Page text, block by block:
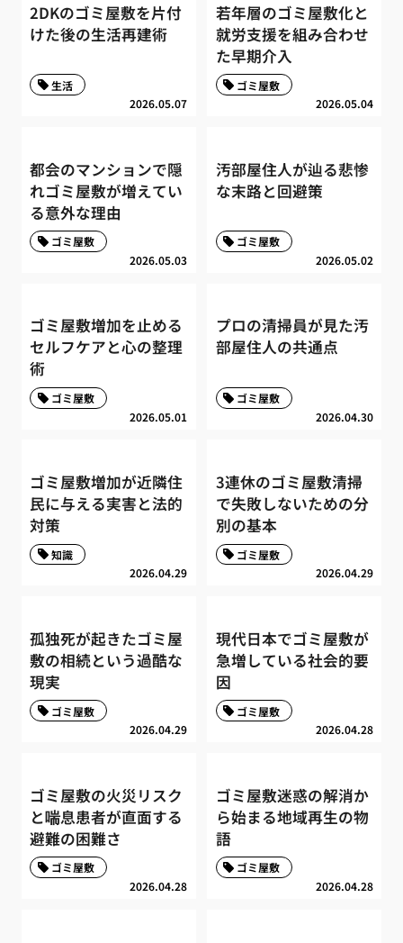
2DKのゴミ屋敷を片付
けた後の生活再建術
2026.05.07
生活
若年層のゴミ屋敷化と
就労支援を組み合わせ
た早期介入
2026.05.04
ゴミ屋敷
都会のマンションで隠
れゴミ屋敷が増えてい
る意外な理由
2026.05.03
ゴミ屋敷
汚部屋住人が辿る悲惨
な末路と回避策
2026.05.02
ゴミ屋敷
ゴミ屋敷増加を止める
セルフケアと心の整理
術
2026.05.01
ゴミ屋敷
プロの清掃員が見た汚
部屋住人の共通点
2026.04.30
ゴミ屋敷
ゴミ屋敷増加が近隣住
民に与える実害と法的
対策
2026.04.29
知識
3連休のゴミ屋敷清掃
で失敗しないための分
別の基本
2026.04.29
ゴミ屋敷
孤独死が起きたゴミ屋
敷の相続という過酷な
現実
2026.04.29
ゴミ屋敷
現代日本でゴミ屋敷が
急増している社会的要
因
2026.04.28
ゴミ屋敷
ゴミ屋敷の火災リスク
と喘息患者が直面する
避難の困難さ
2026.04.28
ゴミ屋敷
ゴミ屋敷迷惑の解消か
ら始まる地域再生の物
語
2026.04.28
ゴミ屋敷